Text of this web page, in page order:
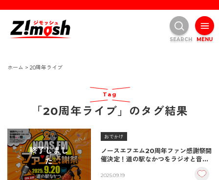
ホーム > 20周年ライブ
Tag
「20周年ライブ」のタグ結果
終了しまし
た
おでかけ
ノースエフエム20周年ファン感謝祭開
催決定！道の駅なかつをラジオと音楽
2025.09.19
MENU
SEARCH